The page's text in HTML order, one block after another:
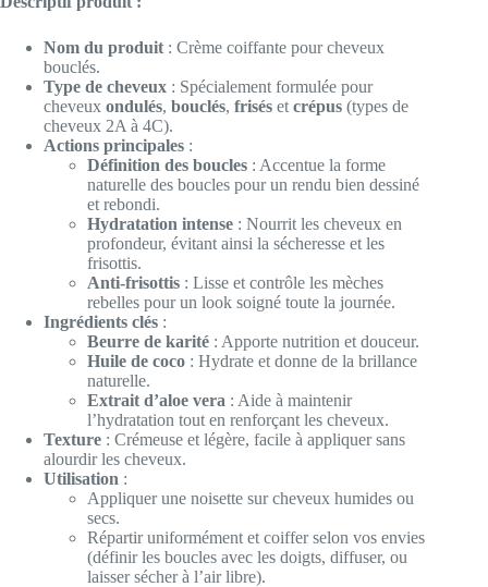
Nom du produit : Crème coiffante pour cheveux
bouclés.
Type de cheveux : Spécialement formulée pour
cheveux ondulés, bouclés, frisés et crépus (types de
cheveux 2A à 4C).
Actions principales :
Définition des boucles : Accentue la forme
naturelle des boucles pour un rendu bien dessiné
et rebondi.
Hydratation intense : Nourrit les cheveux en
profondeur, évitant ainsi la sécheresse et les
frisottis.
Anti-frisottis : Lisse et contrôle les mèches
rebelles pour un look soigné toute la journée.
Ingrédients clés :
Beurre de karité : Apporte nutrition et douceur.
Huile de coco : Hydrate et donne de la brillance
naturelle.
Extrait d’aloe vera : Aide à maintenir
l’hydratation tout en renforçant les cheveux.
Texture : Crémeuse et légère, facile à appliquer sans
alourdir les cheveux.
Utilisation :
Appliquer une noisette sur cheveux humides ou
secs.
Répartir uniformément et coiffer selon vos envies
(définir les boucles avec les doigts, diffuser, ou
laisser sécher à l’air libre).